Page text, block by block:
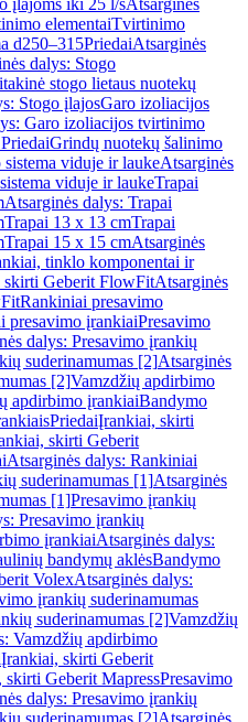
įlajoms iki 25 l/sAtsarginės
elementaiTvirtinimo
d250–315PriedaiAtsarginės
dalys: Stogo
stogo lietaus nuotekų
Stogo įlajosGaro izoliacijos
Garo izoliacijos tvirtinimo
Grindų nuotekų šalinimo
viduje ir laukeAtsarginės
viduje ir laukeTrapai
Atsarginės dalys: Trapai
Trapai 13 x 13 cmTrapai
Trapai 15 x 15 cmAtsarginės
tinklo komponentai ir
skirti Geberit FlowFitAtsarginės
Rankiniai presavimo
presavimo įrankiaiPresavimo
dalys: Presavimo įrankių
suderinamumas [2]Atsarginės
[2]Vamzdžių apdirbimo
apdirbimo įrankiaiBandymo
PriedaiĮrankiai, skirti
skirti Geberit
Atsarginės dalys: Rankiniai
suderinamumas [1]Atsarginės
[1]Presavimo įrankių
Presavimo įrankių
įrankiaiAtsarginės dalys:
bandymų aklėsBandymo
VolexAtsarginės dalys:
įrankių suderinamumas
suderinamumas [2]Vamzdžių
Vamzdžių apdirbimo
Įrankiai, skirti Geberit
skirti Geberit MapressPresavimo
dalys: Presavimo įrankių
suderinamumas [2]Atsarginės